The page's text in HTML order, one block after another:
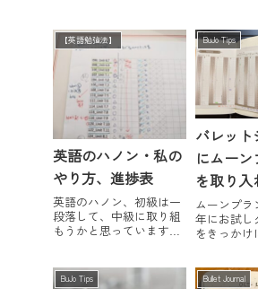
【英語勉強法】
英語のハノン・私の
やり方、進捗表
英語のハノン、初級は一
段落して、中級に取り組
もうかと思っています。
※進捗表テンプレートの
BuJo Tips
バレット
にムー
を取り
ムーンプラ
年にお試し
をきっかけ
を購入し
BuJo Tips Bullet Journal